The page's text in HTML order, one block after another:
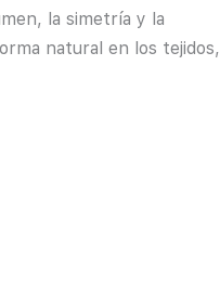
la simetría y la
natural en los tejidos,